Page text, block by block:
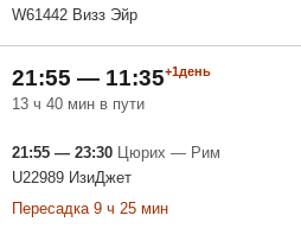
W61442 Визз Эйр
21:55 — 11:35+1день
13 ч 40 мин в пути
21:55 — 23:30 Цюрих — Рим
U22989 ИзиДжет
Пересадка 9 ч 25 мин